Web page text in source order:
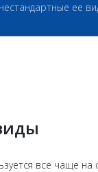
ее
все чаще